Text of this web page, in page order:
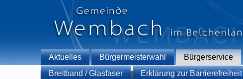
Aktuelles Bürgermeisterwahl Bürgerservice
Breitband / Glasfaser
Erklärung zur Barrierefreiheit